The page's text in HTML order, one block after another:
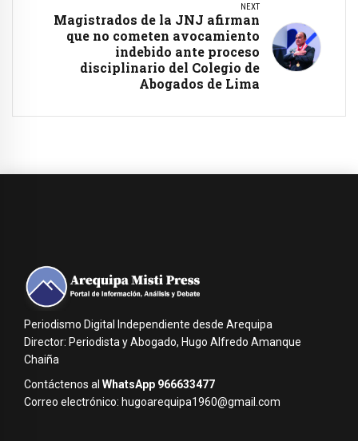
NEXT
Magistrados de la JNJ afirman
que no cometen avocamiento
indebido ante proceso
disciplinario del Colegio de
Abogados de Lima
Periodismo Digital Independiente desde Arequipa
Director: Periodista y Abogado, Hugo Alfredo Amanque
Chaiña
Contáctenos al WhatsApp 966633477
Correo electrónico: hugoarequipa1960@gmail.com